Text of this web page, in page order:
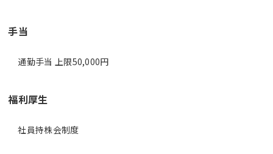
手当
通勤手当 上限50,000円
福利厚生
社員持株会制度